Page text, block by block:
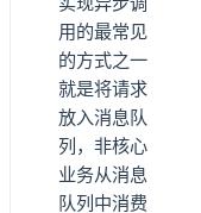
用的最常见
的方式之一
就是将请求
放入消息队
列，非核心
业务从消息
队列中消费